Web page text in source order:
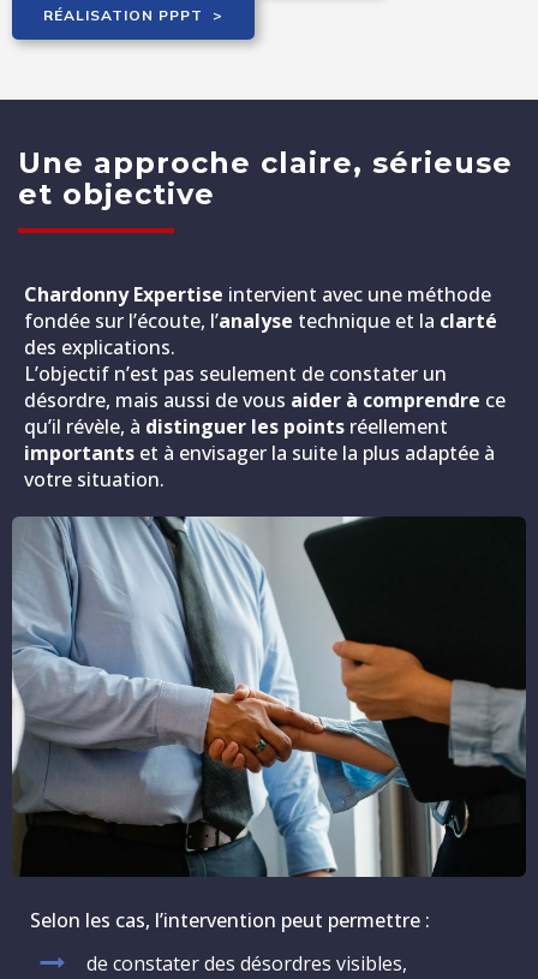
RÉALISATION PPPT >
Une approche claire, sérieuse
et objective
Chardonny Expertise intervient avec une méthode
fondée sur l’écoute, l’analyse technique et la clarté
des explications.
L’objectif n’est pas seulement de constater un
désordre, mais aussi de vous aider à comprendre ce
qu’il révèle, à distinguer les points réellement
importants et à envisager la suite la plus adaptée à
votre situation.
Selon les cas, l’intervention peut permettre :
de constater des désordres visibles,